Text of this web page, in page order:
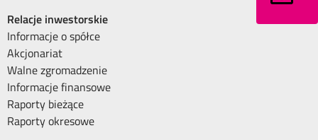
Relacje inwestorskie
Informacje o spółce
Akcjonariat
Walne zgromadzenie
Informacje finansowe
Raporty bieżące
Raporty okresowe